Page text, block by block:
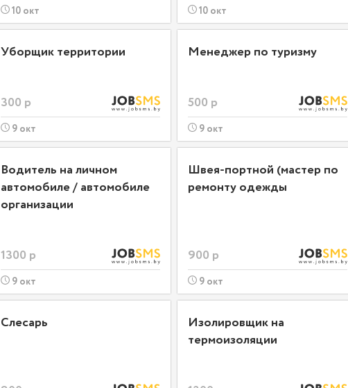
10 окт 10 окт
Уборщик территории
300 р
9 окт
Менеджер по туризму
500 р
9 окт
Водитель на личном
автомобиле / автомобиле
организации
1300 р
9 окт
Швея-портной (мастер по
ремонту одежды
900 р
9 окт
Слесарь
Изолировщик на
термоизоляции